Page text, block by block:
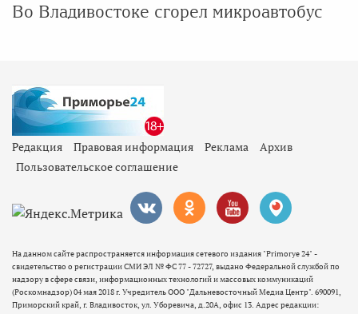
Во Владивостоке сгорел микроавтобус
Редакция Правовая информация Реклама
Архив
Пользовательское соглашение
На данном сайте распространяется информация сетевого издания "Primorye 24" -
свидетельство о регистрации СМИ ЭЛ № ФС 77 - 72727, выдано Федеральной службой по
надзору в сфере связи, информационных технологий и массовых коммуникаций
(Роскомнадзор) 04 мая 2018 г. Учредитель ООО "Дальневосточный Медиа Центр". 690091,
Приморский край, г. Владивосток, ул. Уборевича, д.20А, офис 13. Адрес редакции: